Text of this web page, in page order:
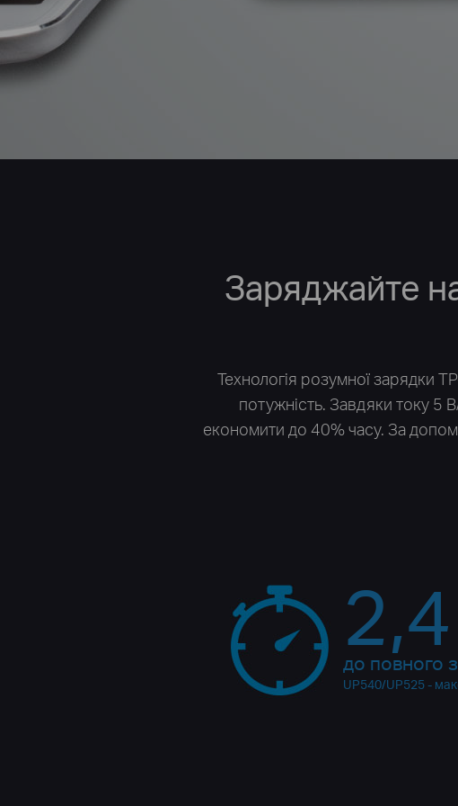
Заряджайте
Технологія розумної зарядки
потужність. Завдяки току 5
економити до 40% часу. За
до повного
UP540/UP525 -